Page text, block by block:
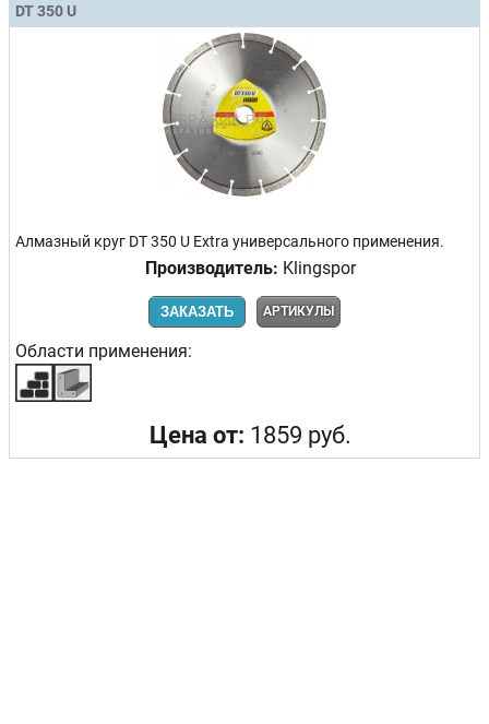
DT 350 U
Алмазный круг DT 350 U Extra универсального применения.
Производитель: Klingspor
ЗАКАЗАТЬ АРТИКУЛЫ
Области применения:
Цена от: 1859 руб.